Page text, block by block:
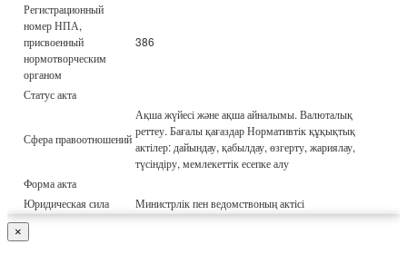
Регистрационный
номер НПА,
присвоенный
нормотворческим
органом
386
Статус акта
Сфера правоотношений
Ақша жүйесі және ақша айналымы. Валюталық
реттеу. Бағалы қағаздар Нормативтік құқықтық
актілер: дайындау, қабылдау, өзгерту, жариялау,
түсіндіру, мемлекеттік есепке алу
Форма акта
Юридическая сила
Министрлік пен ведомствоның актісі
×